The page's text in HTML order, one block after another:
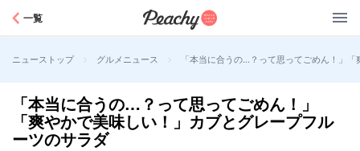
一覧
ニューストップ > グルメニュース > 「本当に合うの…？って思ってごめん！」
「本当に合うの…？って思ってごめん！」
「爽やかで美味しい！」カブとグレープフル
ーツのサラダ